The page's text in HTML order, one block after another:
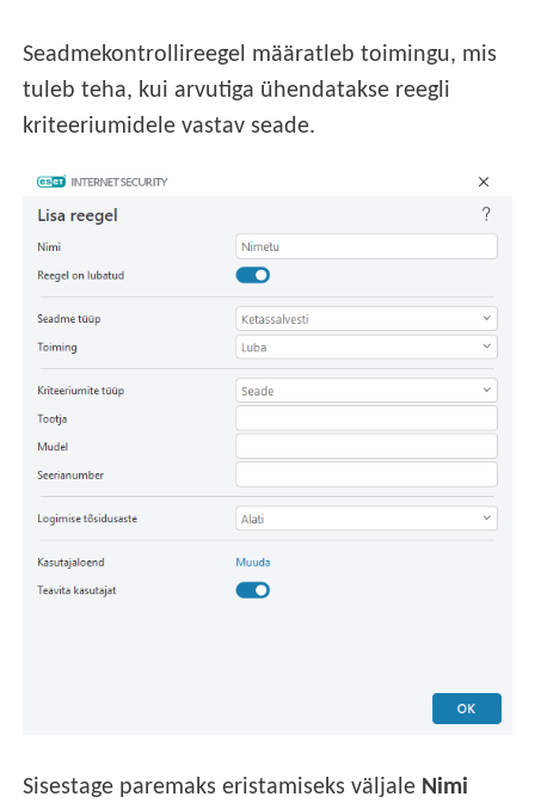
Seadmekontrollireegel määratleb toimingu, mis
tuleb teha, kui arvutiga ühendatakse reegli
kriteeriumidele vastav seade.
Sisestage paremaks eristamiseks väljale Nimi